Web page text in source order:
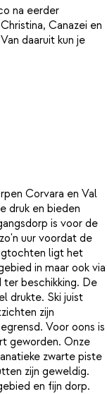
na eerder
Canazei en
daaruit kun je
Corvara en Val
druk en bieden
is voor de
uur voordat de
ligt het
in maar ook via
ter beschikking. De
drukte. Ski juist
zijn
Voor oons is
geworden. Onze
zwarte piste
zijn geweldig.
en fijn dorp.